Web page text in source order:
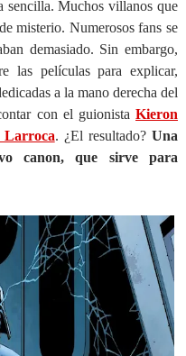
sencilla. Muchos villanos que
misterio. Numerosos fans se
demasiado. Sin embargo,
las películas para explicar,
a la mano derecha del
con el guionistaKieron
Larroca. ¿El resultado?Una
canon, que sirve para